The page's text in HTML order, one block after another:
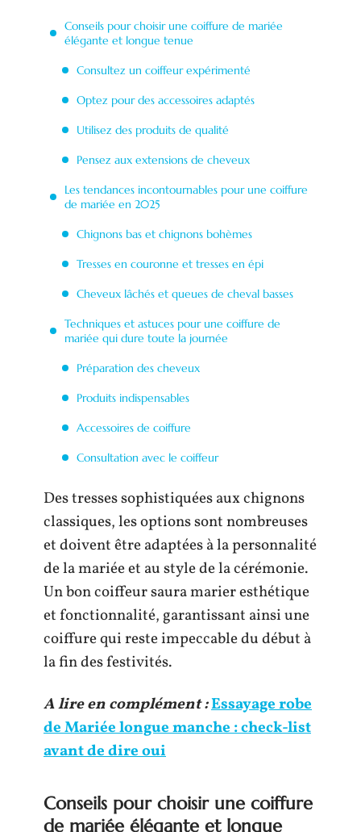
Conseils pour choisir une coiffure de mariée
élégante et longue tenue
Consultez un coiffeur expérimenté
Optez pour des accessoires adaptés
Utilisez des produits de qualité
Pensez aux extensions de cheveux
Les tendances incontournables pour une coiffure
de mariée en 2025
Chignons bas et chignons bohèmes
Tresses en couronne et tresses en épi
Cheveux lâchés et queues de cheval basses
Techniques et astuces pour une coiffure de
mariée qui dure toute la journée
Préparation des cheveux
Produits indispensables
Accessoires de coiffure
Consultation avec le coiffeur
Des tresses sophistiquées aux chignons
classiques, les options sont nombreuses
et doivent être adaptées à la personnalité
de la mariée et au style de la cérémonie.
Un bon coiffeur saura marier esthétique
et fonctionnalité, garantissant ainsi une
coiffure qui reste impeccable du début à
la fin des festivités.
A lire en complément :Essayage robe
de Mariée longue manche : check-list
avant de dire oui
Conseils pour choisir une coiffure
de mariée élégante et longue